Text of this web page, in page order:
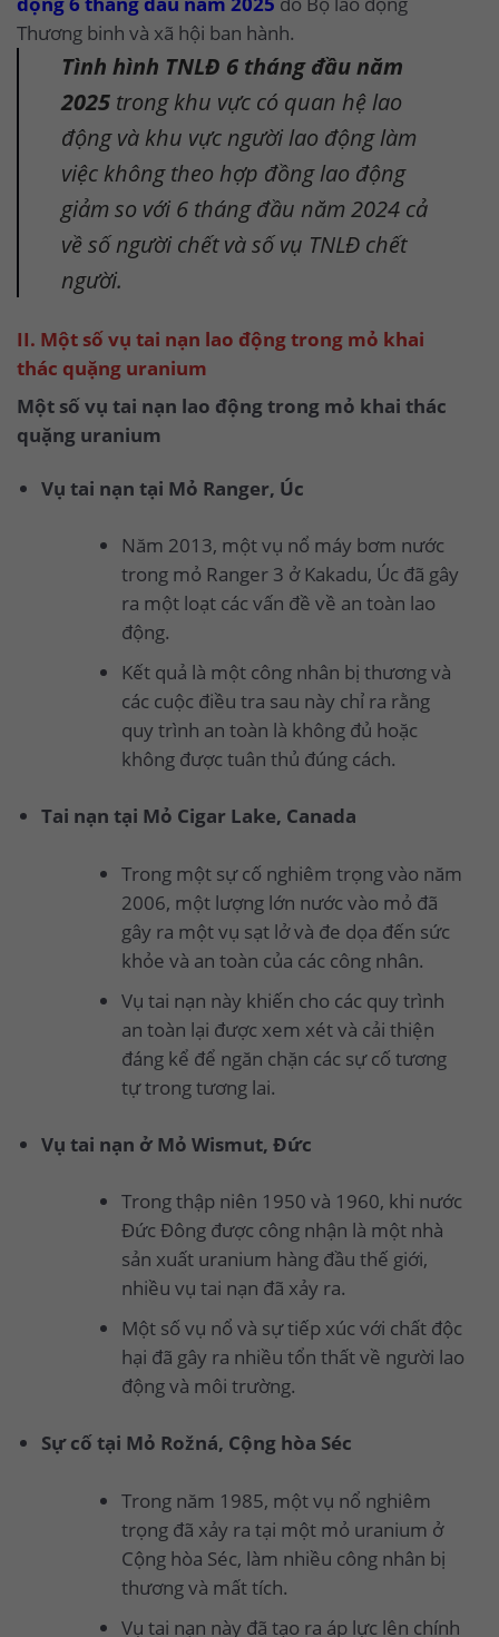
Thương binh và xã hội ban hành.
Tình hình TNLĐ 6 tháng đầu năm
2025trong khu vực có quan hệ lao
động và khu vực người lao động làm
việc không theo hợp đồng lao động
giảm so với 6 tháng đầu năm 2024 cả
về số người chết và số vụ TNLĐ chết
người.
II. Một số vụ tai nạn lao động trong mỏ khai
thác quặng uranium
Một số vụ tai nạn lao động trong mỏ khai thác
quặng uranium
Vụ tai nạn tại Mỏ Ranger, Úc
Năm 2013, một vụ nổ máy bơm nước
trong mỏ Ranger 3 ở Kakadu, Úc đã gây
ra một loạt các vấn đề về an toàn lao
động.
Kết quả là một công nhân bị thương và
các cuộc điều tra sau này chỉ ra rằng
quy trình an toàn là không đủ hoặc
không được tuân thủ đúng cách.
Tai nạn tại Mỏ Cigar Lake, Canada
Trong một sự cố nghiêm trọng vào năm
2006, một lượng lớn nước vào mỏ đã
gây ra một vụ sạt lở và đe dọa đến sức
khỏe và an toàn của các công nhân.
Vụ tai nạn này khiến cho các quy trình
an toàn lại được xem xét và cải thiện
đáng kể để ngăn chặn các sự cố tương
tự trong tương lai.
Vụ tai nạn ở Mỏ Wismut, Đức
Trong thập niên 1950 và 1960, khi nước
Đức Đông được công nhận là một nhà
sản xuất uranium hàng đầu thế giới,
nhiều vụ tai nạn đã xảy ra.
Một số vụ nổ và sự tiếp xúc với chất độc
hại đã gây ra nhiều tổn thất về người lao
động và môi trường.
Sự cố tại Mỏ Rožná, Cộng hòa Séc
Trong năm 1985, một vụ nổ nghiêm
trọng đã xảy ra tại một mỏ uranium ở
Cộng hòa Séc, làm nhiều công nhân bị
thương và mất tích.
Vụ tai nạn này đã tạo ra áp lực lên chính